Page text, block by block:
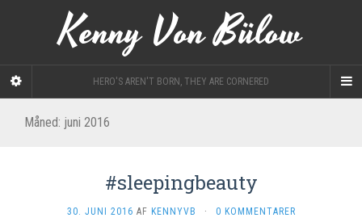
Kenny Von Bülow
HERO'S AREN'T BORN, THEY ARE CORNERED
Måned: juni 2016
#sleepingbeauty
30. JUNI 2016 AF KENNYVB · 0 KOMMENTARER